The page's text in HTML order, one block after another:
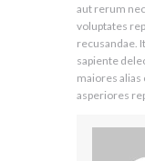
aut rerum
voluptates
recusandae.
sapiente
maiores
asperiores